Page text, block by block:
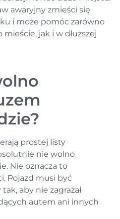
awaryjny zmieści się
i może pomóc zarówno
jak i w dłuższej
prostej listy
nie wolno
Nie oznacza to
Pojazd musi być
aby nie zagrażał
autem ani innych